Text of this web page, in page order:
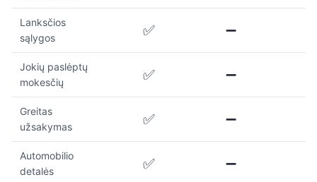
Lanksčios
sąlygos
✅ ➖
Jokių paslėptų
mokesčių
✅ ➖
Greitas
užsakymas
✅ ➖
Automobilio
detalės
✅ ➖